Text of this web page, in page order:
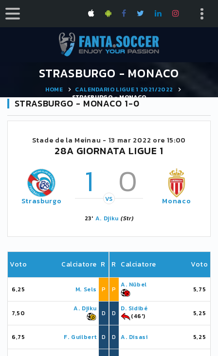
STRASBURGO - MONACO
HOME
CALENDARIO LIGUE 1 2021/2022
STRASBURGO - MONACO
STRASBURGO - MONACO 1-0
Stade de la Meinau - 13 mar 2022 ore 15:00
28A GIORNATA LIGUE 1
Strasburgo 1 0
VS Monaco
23' A. Djiku (Str)
Voto Calciatore R
6,25 M. Sels P
7,50
A. Djiku
D
6,75 F. Guilbert D
R Calciatore Voto
P
A. Nübel
5,75
D
D. Sidibé
(46')
5,25
D A. Disasi 5,25